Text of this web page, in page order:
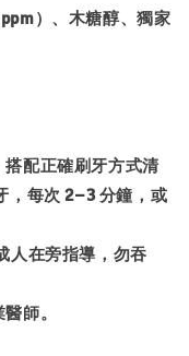
）、木糖醇、獨家
配正確刷牙方式清
，每次 2–3 分鐘，或
人在旁指導，勿吞
師。